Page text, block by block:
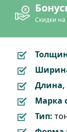
Скидки на
Марка
Тип: